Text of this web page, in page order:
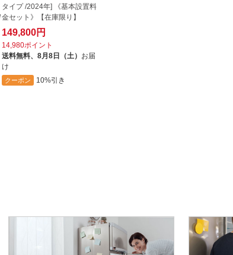
タイプ /2024年] 《基本設置料
金セット》【在庫限り】
149,800円
14,980ポイント
送料無料、 8月8日（土） お届
け
クーポン 10%引き